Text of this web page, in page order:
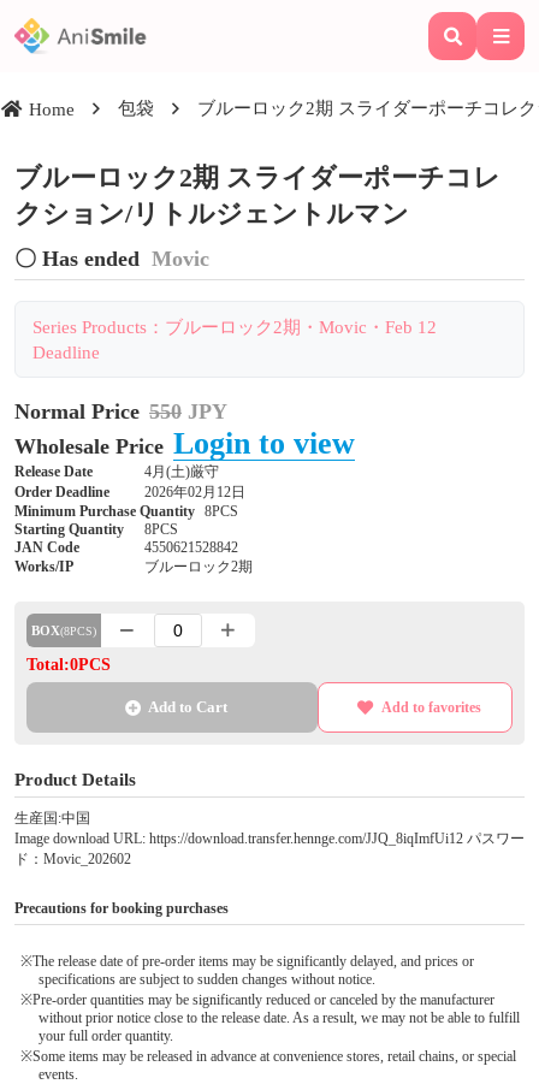
Home 包袋 ブルーロック2期 スライダーポーチコレ
ブルーロック2期 スライダーポーチコレ
クション/リトルジェントルマン
〇 Has ended Movic
Series Products：ブルーロック2期・Movic・Feb 12
Deadline
Normal Price 550 JPY
Wholesale Price Login to view
Release Date
4月(土)厳守
Order Deadline
2026年02月12日
Minimum Purchase Quantity 8PCS
Starting Quantity
8PCS
JAN Code
4550621528842
Works/IP
ブルーロック2期
BOX(8PCS)
Total:0PCS
Add to Cart Add to favorites
Product Details
生産国:中国
Image download URL: https://download.transfer.hennge.com/JJQ_8iqImfUi12 パスワー
ド：Movic_202602
Precautions for booking purchases
※The release date of pre-order items may be significantly delayed, and prices or
specifications are subject to sudden changes without notice.
※Pre-order quantities may be significantly reduced or canceled by the manufacturer
without prior notice close to the release date. As a result, we may not be able to fulfill
your full order quantity.
※Some items may be released in advance at convenience stores, retail chains, or special
events.